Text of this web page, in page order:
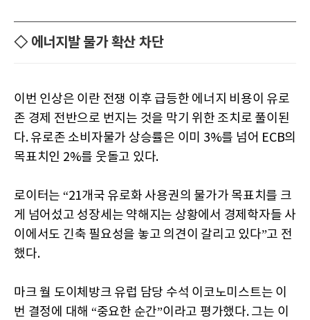
◇ 에너지발 물가 확산 차단
이번 인상은 이란 전쟁 이후 급등한 에너지 비용이 유로
존 경제 전반으로 번지는 것을 막기 위한 조치로 풀이된
다. 유로존 소비자물가 상승률은 이미 3%를 넘어 ECB의
목표치인 2%를 웃돌고 있다.
로이터는 “21개국 유로화 사용권의 물가가 목표치를 크
게 넘어섰고 성장세는 약해지는 상황에서 경제학자들 사
이에서도 긴축 필요성을 놓고 의견이 갈리고 있다”고 전
했다.
마크 월 도이체방크 유럽 담당 수석 이코노미스트는 이
번 결정에 대해 “중요한 순간”이라고 평가했다. 그는 이